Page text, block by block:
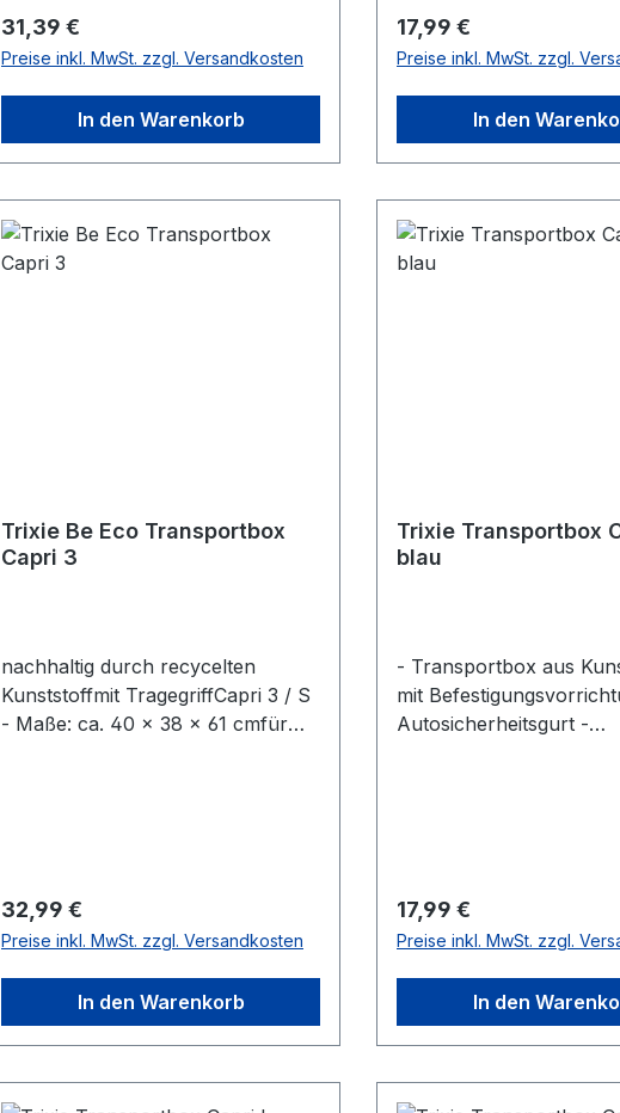
Maße Größe XS: ca. 51 x 33,5 x 33
cm (LxBxH)
Regulärer Preis:
31,39 €
Preise inkl. MwSt. zzgl. Versandkosten
In den Warenkorb
Regulärer Preis:
17,99 €
Preise inkl. MwSt. zzgl.
In den
Trixie Be Eco Transportbox
Capri 3
nachhaltig durch recycelten
Kunststoffmit TragegriffCapri 3 / S
- Maße: ca. 40 × 38 × 61 cmfür
Regulärer Preis:
32,99 €
Preise inkl. MwSt. zzgl. Versandkosten
In den Warenkorb
Trixie Transportbox
blau
- Transportbox aus
mit
Autosicherheitsgurt -
Regulärer Preis:
17,99 €
Preise inkl. MwSt. zzgl.
In den